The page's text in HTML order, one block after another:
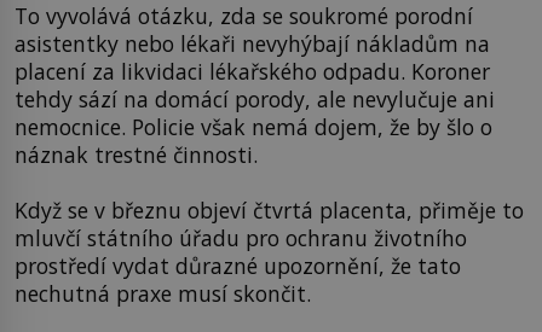
To vyvolává otázku, zda se soukromé porodní
asistentky nebo lékaři nevyhýbají nákladům na
placení za likvidaci lékařského odpadu. Koroner
tehdy sází na domácí porody, ale nevylučuje ani
nemocnice. Policie však nemá dojem, že by šlo o
náznak trestné činnosti.
Když se v březnu objeví čtvrtá placenta, přiměje to
mluvčí státního úřadu pro ochranu životního
prostředí vydat důrazné upozornění, že tato
nechutná praxe musí skončit.